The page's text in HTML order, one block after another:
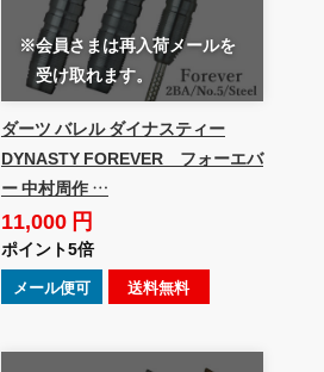
※会員さまは再入荷メールを
受け取れます。
ダーツ バレル ダイナスティー
DYNASTY FOREVER フォーエバ
ー 中村周作 …
11,000 円
ポイント5倍
メール便可 送料無料